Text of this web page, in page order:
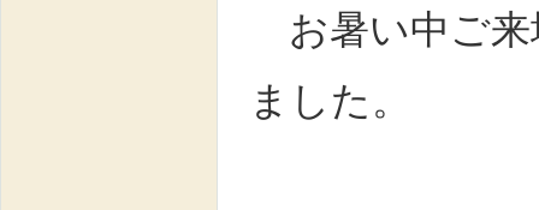
お暑い中ご来
ました。